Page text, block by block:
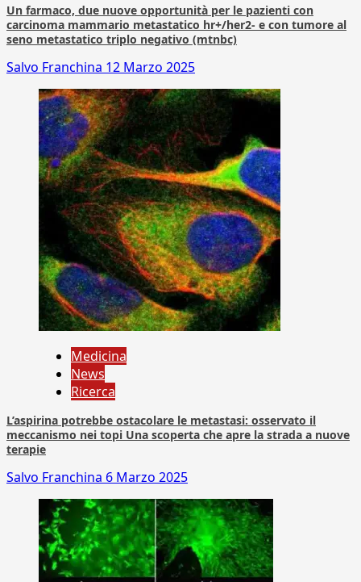
Un farmaco, due nuove opportunità per le pazienti con
carcinoma mammario metastatico hr+/her2- e con tumore al
seno metastatico triplo negativo (mtnbc)
Salvo Franchina 12 Marzo 2025
Medicina
News
Ricerca
L’aspirina potrebbe ostacolare le metastasi: osservato il
meccanismo nei topi Una scoperta che apre la strada a nuove
terapie
Salvo Franchina 6 Marzo 2025